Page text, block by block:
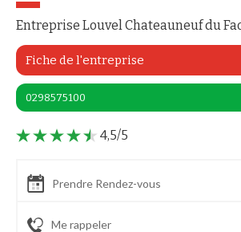
Entreprise Louvel Chateauneuf du
Fiche de l'entreprise
0298575100
4,5/5
Prendre Rendez-vous
Me rappeler